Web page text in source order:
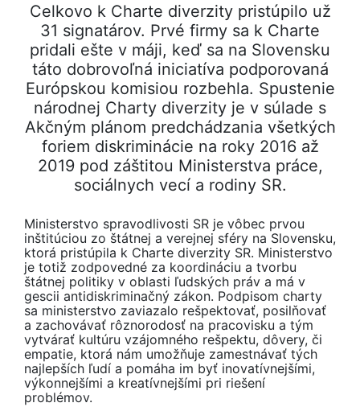
Celkovo k Charte diverzity pristúpilo už
31 signatárov. Prvé firmy sa k Charte
pridali ešte v máji, keď sa na Slovensku
táto dobrovoľná iniciatíva podporovaná
Európskou komisiou rozbehla. Spustenie
národnej Charty diverzity je v súlade s
Akčným plánom predchádzania všetkých
foriem diskriminácie na roky 2016 až
2019 pod záštitou Ministerstva práce,
sociálnych vecí a rodiny SR.
​Ministerstvo spravodlivosti SR je vôbec prvou
inštitúciou zo štátnej a verejnej sféry na Slovensku,
ktorá pristúpila k Charte diverzity SR. Ministerstvo
je totiž zodpovedné za koordináciu a tvorbu
štátnej politiky v oblasti ľudských práv a má v
gescii antidiskriminačný zákon. Podpisom charty
sa ministerstvo zaviazalo rešpektovať, posilňovať
a zachovávať rôznorodosť na pracovisku a tým
vytvárať kultúru vzájomného rešpektu, dôvery, či
empatie, ktorá nám umožňuje zamestnávať tých
najlepších ľudí a pomáha im byť inovatívnejšími,
výkonnejšími a kreatívnejšími pri riešení
problémov.